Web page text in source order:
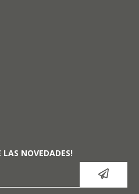
LAS NOVEDADES!